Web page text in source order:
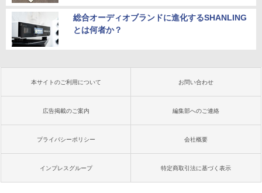
総合オーディオブランドに進化するSHANLING
とは何者か？
本サイトのご利用について お問い合わせ
広告掲載のご案内 編集部へのご連絡
プライバシーポリシー 会社概要
インプレスグループ 特定商取引法に基づく表示